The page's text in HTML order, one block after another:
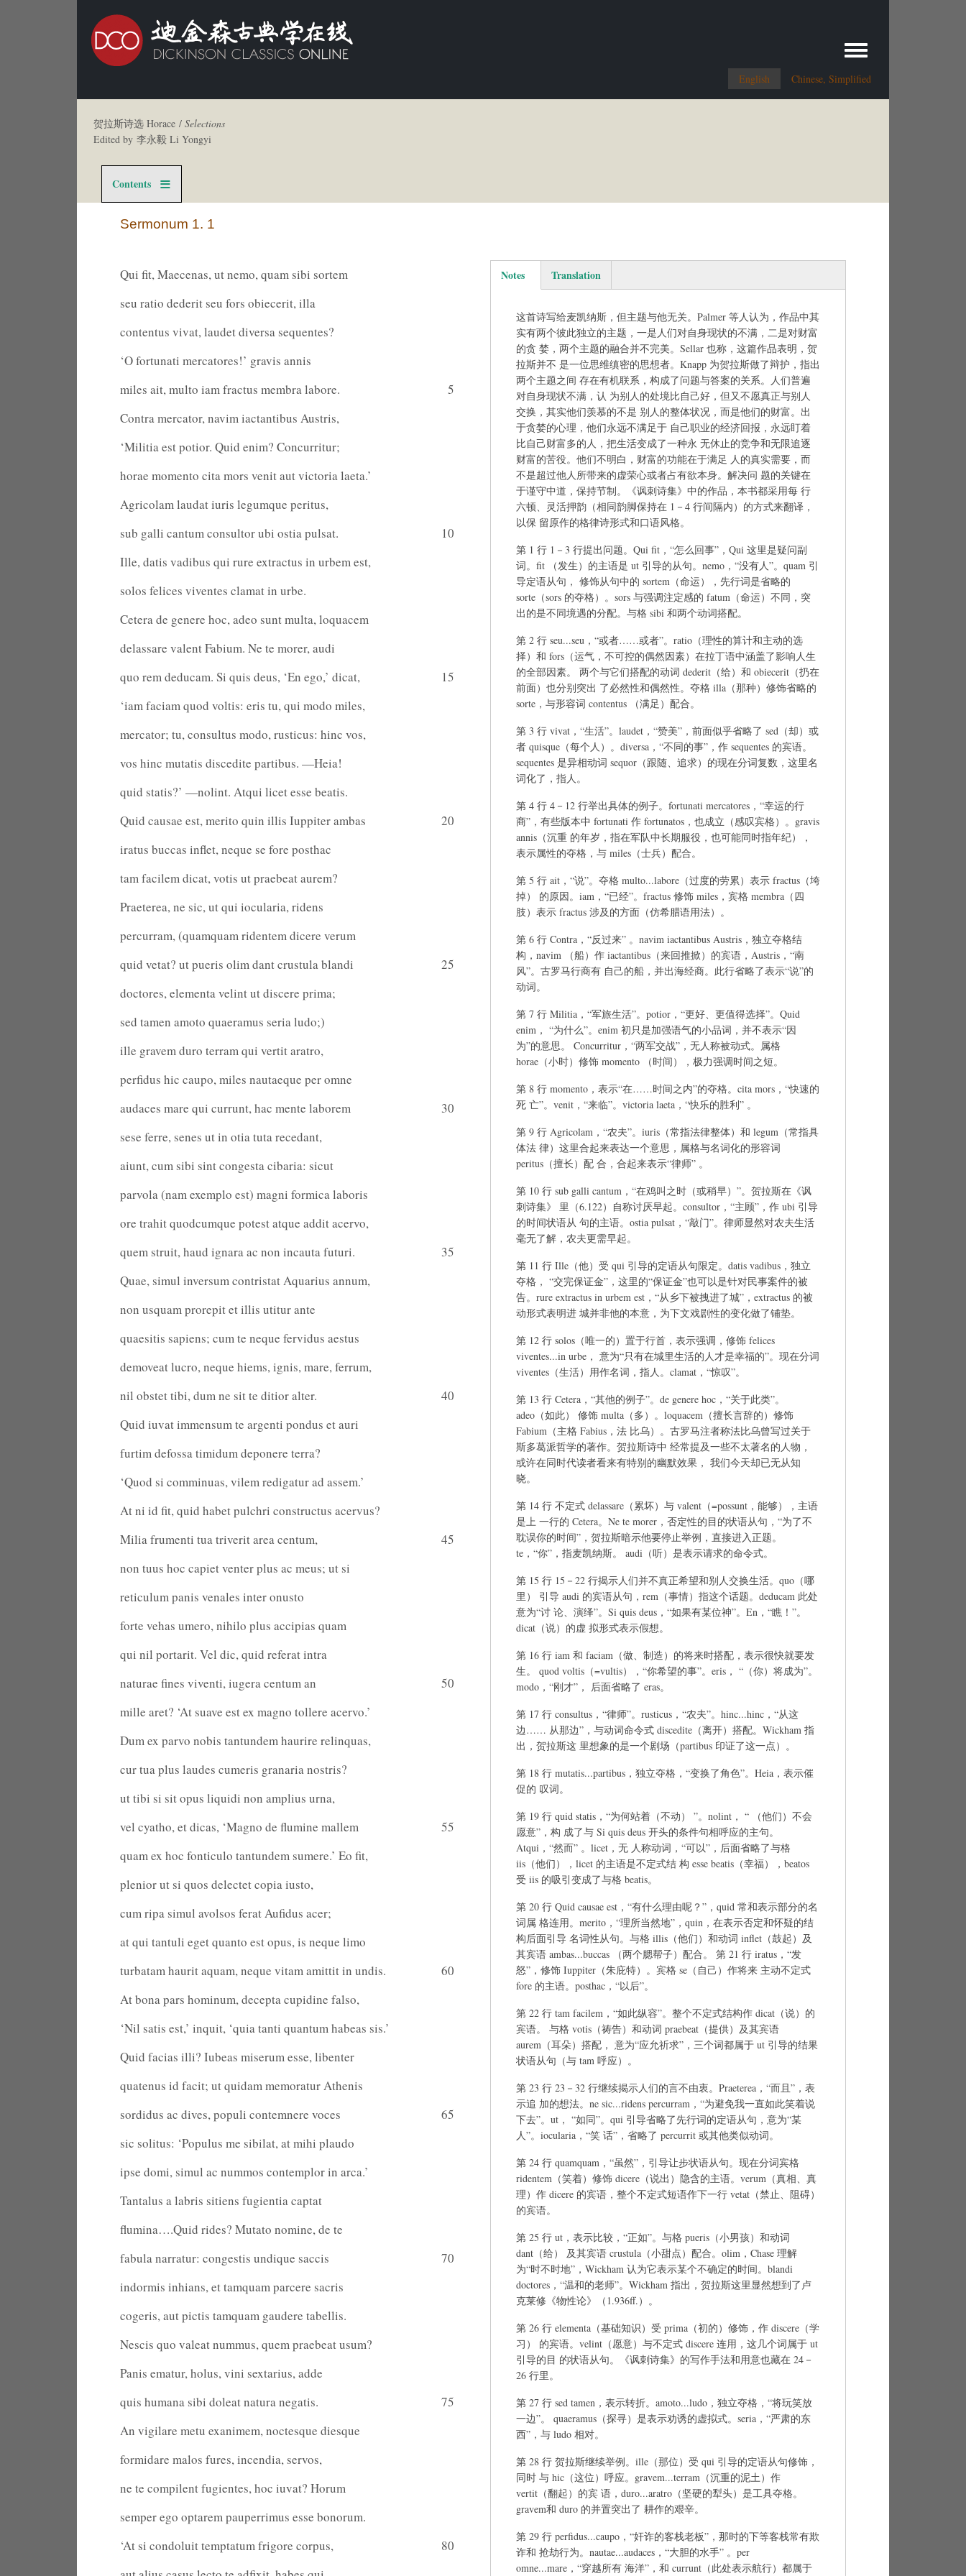
English Chinese, Simplified
Toggle menu
贺拉斯诗选 Horace / Selections
Edited by 李永毅 Li Yongyi
Contents
Sermonum 1. 1
Qui fit, Maecenas, ut nemo, quam sibi sortem
seu ratio dederit seu fors obiecerit, illa
contentus vivat, laudet diversa sequentes?
‘O fortunati mercatores!’ gravis annis
miles ait, multo iam fractus membra labore.
5
Contra mercator, navim iactantibus Austris,
‘Militia est potior. Quid enim? Concurritur;
horae momento cita mors venit aut victoria laeta.’
Agricolam laudat iuris legumque peritus,
sub galli cantum consultor ubi ostia pulsat.
10
Ille, datis vadibus qui rure extractus in urbem est,
solos felices viventes clamat in urbe.
Cetera de genere hoc, adeo sunt multa, loquacem
delassare valent Fabium. Ne te morer, audi
quo rem deducam. Si quis deus, ‘En ego,’ dicat,
15
‘iam faciam quod voltis: eris tu, qui modo miles,
mercator; tu, consultus modo, rusticus: hinc vos,
vos hinc mutatis discedite partibus. —Heia!
quid statis?’ —nolint. Atqui licet esse beatis.
Quid causae est, merito quin illis Iuppiter ambas
20
iratus buccas inflet, neque se fore posthac
tam facilem dicat, votis ut praebeat aurem?
Praeterea, ne sic, ut qui iocularia, ridens
percurram, (quamquam ridentem dicere verum
quid vetat? ut pueris olim dant crustula blandi
25
doctores, elementa velint ut discere prima;
sed tamen amoto quaeramus seria ludo;)
ille gravem duro terram qui vertit aratro,
perfidus hic caupo, miles nautaeque per omne
audaces mare qui currunt, hac mente laborem
30
sese ferre, senes ut in otia tuta recedant,
aiunt, cum sibi sint congesta cibaria: sicut
parvola (nam exemplo est) magni formica laboris
ore trahit quodcumque potest atque addit acervo,
quem struit, haud ignara ac non incauta futuri.
35
Quae, simul inversum contristat Aquarius annum,
non usquam prorepit et illis utitur ante
quaesitis sapiens; cum te neque fervidus aestus
demoveat lucro, neque hiems, ignis, mare, ferrum,
nil obstet tibi, dum ne sit te ditior alter.
40
Quid iuvat immensum te argenti pondus et auri
furtim defossa timidum deponere terra?
‘Quod si comminuas, vilem redigatur ad assem.’
At ni id fit, quid habet pulchri constructus acervus?
Milia frumenti tua triverit area centum,
45
non tuus hoc capiet venter plus ac meus; ut si
reticulum panis venales inter onusto
forte vehas umero, nihilo plus accipias quam
qui nil portarit. Vel dic, quid referat intra
naturae fines viventi, iugera centum an
50
mille aret? ‘At suave est ex magno tollere acervo.’
Dum ex parvo nobis tantundem haurire relinquas,
cur tua plus laudes cumeris granaria nostris?
ut tibi si sit opus liquidi non amplius urna,
vel cyatho, et dicas, ‘Magno de flumine mallem
55
quam ex hoc fonticulo tantundem sumere.’ Eo fit,
plenior ut si quos delectet copia iusto,
cum ripa simul avolsos ferat Aufidus acer;
at qui tantuli eget quanto est opus, is neque limo
turbatam haurit aquam, neque vitam amittit in undis.
60
At bona pars hominum, decepta cupidine falso,
‘Nil satis est,’ inquit, ‘quia tanti quantum habeas sis.’
Quid facias illi? Iubeas miserum esse, libenter
quatenus id facit; ut quidam memoratur Athenis
sordidus ac dives, populi contemnere voces
65
sic solitus: ‘Populus me sibilat, at mihi plaudo
ipse domi, simul ac nummos contemplor in arca.’
Tantalus a labris sitiens fugientia captat
flumina….Quid rides? Mutato nomine, de te
fabula narratur: congestis undique saccis
70
indormis inhians, et tamquam parcere sacris
cogeris, aut pictis tamquam gaudere tabellis.
Nescis quo valeat nummus, quem praebeat usum?
Panis ematur, holus, vini sextarius, adde
quis humana sibi doleat natura negatis.
75
An vigilare metu exanimem, noctesque diesque
formidare malos fures, incendia, servos,
ne te compilent fugientes, hoc iuvat? Horum
semper ego optarem pauperrimus esse bonorum.
‘At si condoluit temptatum frigore corpus,
80
Notes
(active tab)
Translation
这首诗写给麦凯纳斯，但主题与他无关。Palmer 等人认为，作品中其
实有两个彼此独立的主题，一是人们对自身现状的不满，二是对财富
的贪 婪，两个主题的融合并不完美。Sellar 也称，这篇作品表明，贺
拉斯并不 是一位思维缜密的思想者。Knapp 为贺拉斯做了辩护，指出
两个主题之间 存在有机联系，构成了问题与答案的关系。人们普遍
对自身现状不满，认 为别人的处境比自己好，但又不愿真正与别人
交换，其实他们羡慕的不是 别人的整体状况，而是他们的财富。出
于贪婪的心理，他们永远不满足于 自己职业的经济回报，永远盯着
比自己财富多的人，把生活变成了一种永 无休止的竞争和无限追逐
财富的苦役。他们不明白，财富的功能在于满足 人的真实需要，而
不是超过他人所带来的虚荣心或者占有欲本身。解决问 题的关键在
于谨守中道，保持节制。《讽刺诗集》中的作品，本书都采用每 行
六顿、灵活押韵（相同韵脚保持在 1－4 行间隔内）的方式来翻译，
以保 留原作的格律诗形式和口语风格。
第 1 行 1－3 行提出问题。Qui fit，“怎么回事”，Qui 这里是疑问副
词。fit （发生）的主语是 ut 引导的从句。nemo，“没有人”。quam 引
导定语从句， 修饰从句中的 sortem（命运），先行词是省略的
sorte（sors 的夺格）。sors 与强调注定感的 fatum（命运）不同，突
出的是不同境遇的分配。与格 sibi 和两个动词搭配。
第 2 行 seu...seu，“或者……或者”。ratio（理性的算计和主动的选
择）和 fors（运气，不可控的偶然因素）在拉丁语中涵盖了影响人生
的全部因素。 两个与它们搭配的动词 dederit（给）和 obiecerit（扔在
前面）也分别突出 了必然性和偶然性。夺格 illa（那种）修饰省略的
sorte，与形容词 contentus （满足）配合。
第 3 行 vivat，“生活”。laudet，“赞美”，前面似乎省略了 sed（却）或
者 quisque（每个人）。diversa，“不同的事”，作 sequentes 的宾语。
sequentes 是异相动词 sequor（跟随、追求）的现在分词复数，这里名
词化了，指人。
第 4 行 4－12 行举出具体的例子。fortunati mercatores，“幸运的行
商”，有些版本中 fortunati 作 fortunatos，也成立（感叹宾格）。gravis
annis（沉重 的年岁，指在军队中长期服役，也可能同时指年纪），
表示属性的夺格，与 miles（士兵）配合。
第 5 行 ait，“说”。夺格 multo...labore（过度的劳累）表示 fractus（垮
掉） 的原因。iam，“已经”。fractus 修饰 miles，宾格 membra（四
肢）表示 fractus 涉及的方面（仿希腊语用法）。
第 6 行 Contra，“反过来” 。navim iactantibus Austris，独立夺格结
构，navim （船）作 iactantibus（来回推掀）的宾语，Austris，“南
风”。古罗马行商有 自己的船，并出海经商。此行省略了表示“说”的
动词。
第 7 行 Militia，“军旅生活”。potior，“更好、更值得选择”。Quid
enim， “为什么”。enim 初只是加强语气的小品词，并不表示“因
为”的意思。 Concurritur，“两军交战”，无人称被动式。属格
horae（小时）修饰 momento （时间），极力强调时间之短。
第 8 行 momento，表示“在……时间之内”的夺格。cita mors，“快速的
死 亡”。venit，“来临”。victoria laeta，“快乐的胜利” 。
第 9 行 Agricolam，“农夫”。iuris（常指法律整体）和 legum（常指具
体法 律）这里合起来表达一个意思，属格与名词化的形容词
peritus（擅长）配 合，合起来表示“律师” 。
第 10 行 sub galli cantum，“在鸡叫之时（或稍早）”。贺拉斯在《讽
刺诗集》 里（6.122）自称讨厌早起。consultor，“主顾”，作 ubi 引导
的时间状语从 句的主语。ostia pulsat，“敲门”。律师显然对农夫生活
毫无了解，农夫更需早起。
第 11 行 Ille（他）受 qui 引导的定语从句限定。datis vadibus，独立
夺格， “交完保证金”，这里的“保证金”也可以是针对民事案件的被
告。rure extractus in urbem est，“从乡下被拽进了城”，extractus 的被
动形式表明进 城并非他的本意，为下文戏剧性的变化做了铺垫。
第 12 行 solos（唯一的）置于行首，表示强调，修饰 felices
viventes...in urbe， 意为“只有在城里生活的人才是幸福的”。现在分词
viventes（生活）用作名词，指人。clamat，“惊叹”。
第 13 行 Cetera，“其他的例子”。de genere hoc，“关于此类”。
adeo（如此） 修饰 multa（多）。loquacem（擅长言辞的）修饰
Fabium（主格 Fabius，法 比乌）。古罗马注者称法比乌曾写过关于
斯多葛派哲学的著作。贺拉斯诗中 经常提及一些不太著名的人物，
或许在同时代读者看来有特别的幽默效果， 我们今天却已无从知
晓。
第 14 行 不定式 delassare（累坏）与 valent（=possunt，能够），主语
是上 一行的 Cetera。Ne te morer，否定性的目的状语从句，“为了不
耽误你的时间”，贺拉斯暗示他要停止举例，直接进入正题。
te，“你”，指麦凯纳斯。 audi（听）是表示请求的命令式。
第 15 行 15－22 行揭示人们并不真正希望和别人交换生活。quo（哪
里） 引导 audi 的宾语从句，rem（事情）指这个话题。deducam 此处
意为“讨 论、演绎”。Si quis deus，“如果有某位神”。En，“瞧！”。
dicat（说）的虚 拟形式表示假想。
第 16 行 iam 和 faciam（做、制造）的将来时搭配，表示很快就要发
生。 quod voltis（=vultis），“你希望的事”。eris， “（你）将成为”。
modo，“刚才”， 后面省略了 eras。
第 17 行 consultus，“律师”。rusticus，“农夫”。hinc...hinc，“从这
边…… 从那边”，与动词命令式 discedite（离开）搭配。Wickham 指
出，贺拉斯这 里想象的是一个剧场（partibus 印证了这一点）。
第 18 行 mutatis...partibus，独立夺格，“变换了角色”。Heia，表示催
促的 叹词。
第 19 行 quid statis，“为何站着（不动） ”。nolint， “ （他们）不会
愿意”，构 成了与 Si quis deus 开头的条件句相呼应的主句。
Atqui，“然而” 。licet，无 人称动词，“可以”，后面省略了与格
iis（他们），licet 的主语是不定式结 构 esse beatis（幸福），beatos
受 iis 的吸引变成了与格 beatis。
第 20 行 Quid causae est，“有什么理由呢？”，quid 常和表示部分的名
词属 格连用。merito，“理所当然地”，quin，在表示否定和怀疑的结
构后面引导 名词性从句。与格 illis（他们）和动词 inflet（鼓起）及
其宾语 ambas...buccas （两个腮帮子）配合。 第 21 行 iratus，“发
怒”，修饰 Iuppiter（朱庇特）。宾格 se（自己）作将来 主动不定式
fore 的主语。posthac，“以后”。
第 22 行 tam facilem，“如此纵容”。整个不定式结构作 dicat（说）的
宾语。 与格 votis（祷告）和动词 praebeat（提供）及其宾语
aurem（耳朵）搭配， 意为“应允祈求”，三个词都属于 ut 引导的结果
状语从句（与 tam 呼应）。
第 23 行 23－32 行继续揭示人们的言不由衷。Praeterea，“而且”，表
示追 加的想法。ne sic...ridens percurram，“为避免我一直如此笑着说
下去”。ut， “如同”。qui 引导省略了先行词的定语从句，意为“某
人”。iocularia，“笑 话”，省略了 percurrit 或其他类似动词。
第 24 行 quamquam，“虽然”，引导让步状语从句。现在分词宾格
ridentem（笑着）修饰 dicere（说出）隐含的主语。verum（真相、真
理）作 dicere 的宾语，整个不定式短语作下一行 vetat（禁止、阻碍）
的宾语。
第 25 行 ut，表示比较，“正如”。与格 pueris（小男孩）和动词
dant（给） 及其宾语 crustula（小甜点）配合。olim，Chase 理解
为“时不时地”，Wickham 认为它表示某个不确定的时间。blandi
doctores，“温和的老师”。Wickham 指出，贺拉斯这里显然想到了卢
克莱修《物性论》（1.936ff.）。
第 26 行 elementa（基础知识）受 prima（初的）修饰，作 discere（学
习） 的宾语。velint（愿意）与不定式 discere 连用，这几个词属于 ut
引导的目 的状语从句。《讽刺诗集》的写作手法和用意也藏在 24－
26 行里。
第 27 行 sed tamen，表示转折。amoto...ludo，独立夺格，“将玩笑放
一边”。 quaeramus（探寻）是表示劝诱的虚拟式。seria，“严肃的东
西”，与 ludo 相对。
第 28 行 贺拉斯继续举例。ille（那位）受 qui 引导的定语从句修饰，
同时 与 hic（这位）呼应。gravem...terram（沉重的泥土）作
vertit（翻起）的宾 语，duro...aratro（坚硬的犁头）是工具夺格。
gravem和 duro 的并置突出了 耕作的艰辛。
第 29 行 perfidus...caupo，“奸诈的客栈老板”，那时的下等客栈常有欺
诈和 抢劫行为。nautae...audaces，“大胆的水手” 。per
omne...mare，“穿越所有 海洋”，和 currunt（此处表示航行）都属于